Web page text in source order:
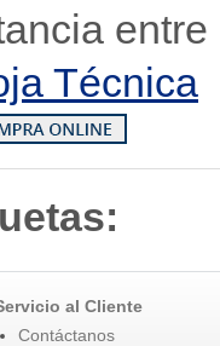
Técnica
al Cliente
Contáctanos